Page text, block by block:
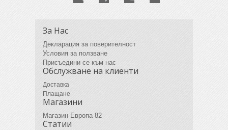
За Нас
Декларация за поверителност
Условия за ползване
Присъедини се към нас
Обслужване на клиенти
Доставка
Плащане
Магазини
Магазин Европа 82
Статии